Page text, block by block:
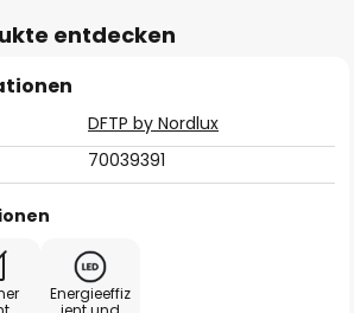
entdecken
DFTP by Nordlux
70039391
Energieeffiz